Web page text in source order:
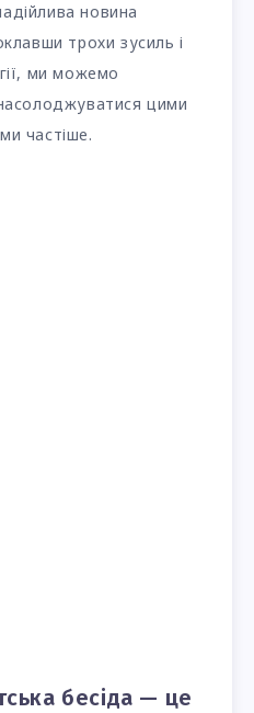
новина
трохи зусиль і
ми можемо
цими
частіше.
бесіда — це